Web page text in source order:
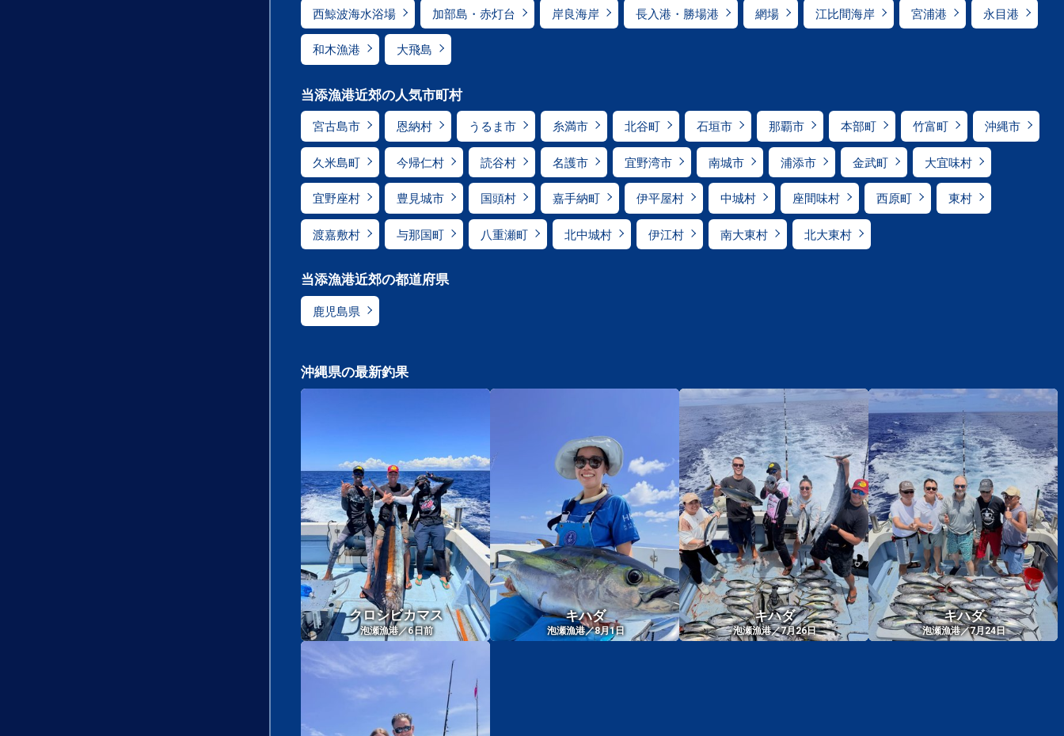
西鯨波海水浴場 加部島・赤灯台 岸良海岸 長入港・勝場港 網場 江比間海岸 宮浦港 永目港
和木漁港 大飛島
当添漁港近郊の人気市町村
宮古島市 恩納村 うるま市 糸満市 北谷町 石垣市 那覇市 本部町 竹富町 沖縄市
久米島町 今帰仁村 読谷村 名護市 宜野湾市 南城市 浦添市 金武町 大宜味村
宜野座村 豊見城市 国頭村 嘉手納町 伊平屋村 中城村 座間味村 西原町 東村
渡嘉敷村 与那国町 八重瀬町 北中城村 伊江村 南大東村 北大東村
当添漁港近郊の都道府県
鹿児島県
沖縄県の最新釣果
クロシビカマス
泡瀬漁港／6日前
キハダ
泡瀬漁港／8月1日
キハダ
泡瀬漁港／7月26日
キハダ
泡瀬漁港／7月24日